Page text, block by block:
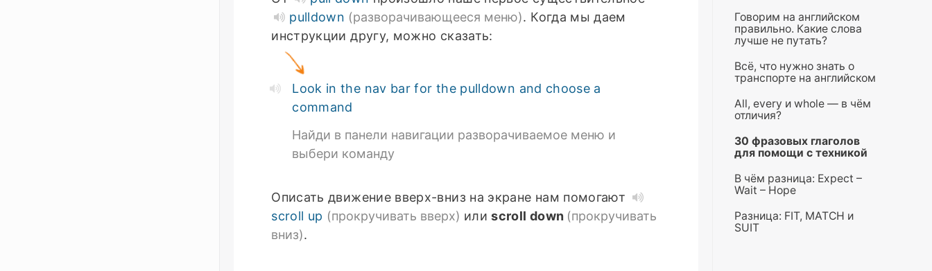
pulldown (разворачивающееся меню). Когда мы даем
инструкции другу, можно сказать:
Look in the nav bar for the pulldown and choose a
command
Найди в панели навигации разворачиваемое меню и
выбери команду
Описать движение вверх-вниз на экране нам помогают
scroll up (прокручивать вверх) илиscroll down (прокручивать
вниз).
Говорим на английском
правильно. Какие слова
лучше не путать?
Всё, что нужно знать о
транспорте на английском
All, every и whole — в чём
отличия?
30 фразовых глаголов
для помощи с техникой
В чём разница: Expect –
Wait – Hope
Разница: FIT, MATCH и
SUIT